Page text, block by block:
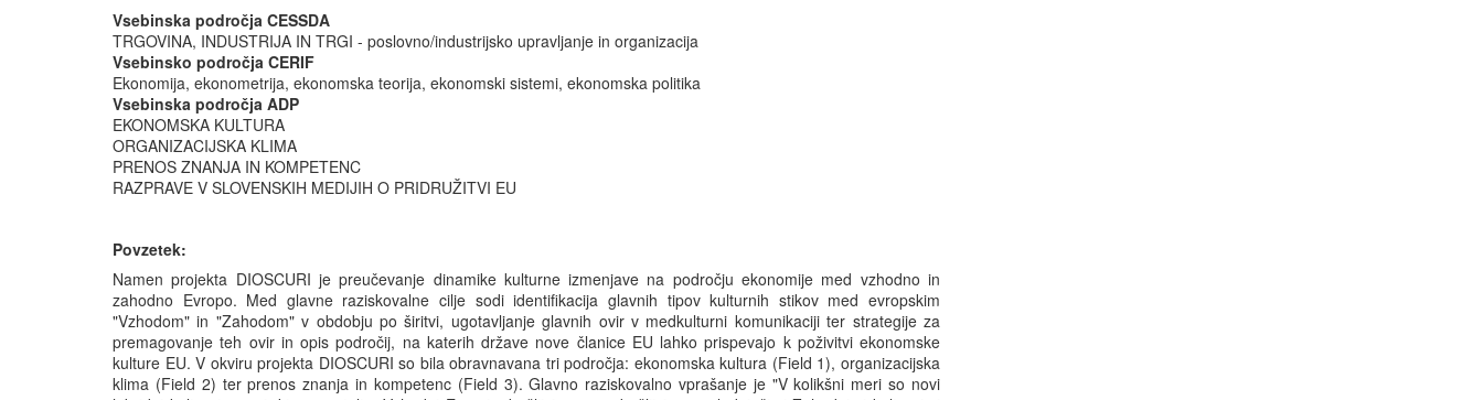
Vsebinska področja CESSDA
TRGOVINA, INDUSTRIJA IN TRGI - poslovno/industrijsko upravljanje in organizacija
Vsebinsko področja CERIF
Ekonomija, ekonometrija, ekonomska teorija, ekonomski sistemi, ekonomska politika
Vsebinska področja ADP
EKONOMSKA KULTURA
ORGANIZACIJSKA KLIMA
PRENOS ZNANJA IN KOMPETENC
RAZPRAVE V SLOVENSKIH MEDIJIH O PRIDRUŽITVI EU
Povzetek:
Namen projekta DIOSCURI je preučevanje dinamike kulturne izmenjave na področju ekonomije med vzhodno in
zahodno Evropo. Med glavne raziskovalne cilje sodi identifikacija glavnih tipov kulturnih stikov med evropskim
"Vzhodom" in "Zahodom" v obdobju po širitvi, ugotavljanje glavnih ovir v medkulturni komunikaciji ter strategije za
premagovanje teh ovir in opis področij, na katerih države nove članice EU lahko prispevajo k poživitvi ekonomske
kulture EU. V okviru projekta DIOSCURI so bila obravnavana tri področja: ekonomska kultura (Field 1), organizacijska
klima (Field 2) ter prenos znanja in kompetenc (Field 3). Glavno raziskovalno vprašanje je "V kolikšni meri so novi